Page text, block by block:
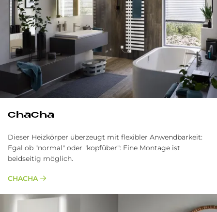
ChaCha
Dieser Heizkörper überzeugt mit flexibler Anwendbarkeit:
Egal ob "normal" oder "kopfüber": Eine Montage ist
beidseitig möglich.
CHACHA